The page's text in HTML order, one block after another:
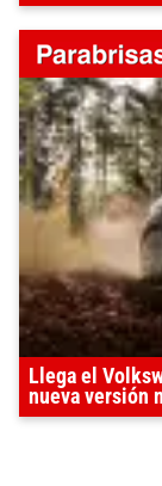
Llega el
nueva versión